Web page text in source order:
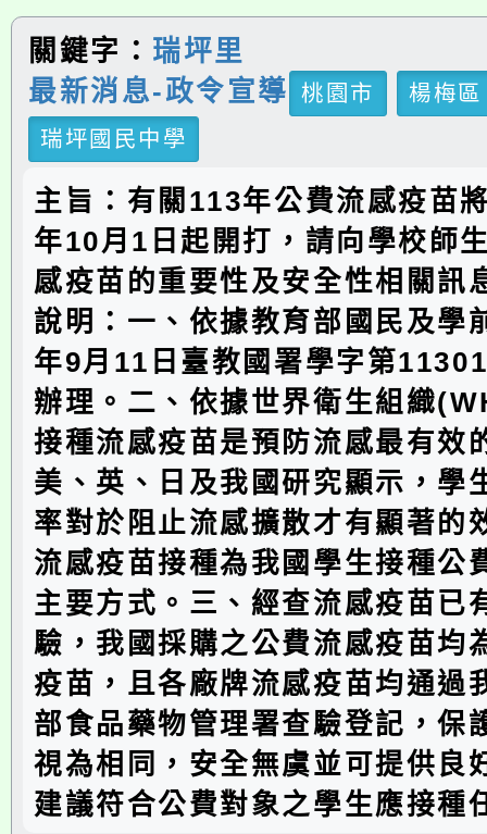
關鍵字： 瑞坪里
最新消息-政令宣導
桃園市
楊梅區
瑞坪國民中學
主旨：有關113年公費流感疫苗
年10月1日起開打，請向學校師
感疫苗的重要性及安全性相關訊
說明：一、依據教育部國民及學
年9月11日臺教國署學字第
辦理。二、依據世界衛生組織
接種流感疫苗是預防流感最有效
美、英、日及我國研究顯示，學
率對於阻止流感擴散才有顯著的
流感疫苗接種為我國學生接種公
主要方式。三、經查流感疫苗已
驗，我國採購之公費流感疫苗均
疫苗，且各廠牌流感疫苗均通過
部食品藥物管理署查驗登記，保
視為相同，安全無虞並可提供良
建議符合公費對象之學生應接種